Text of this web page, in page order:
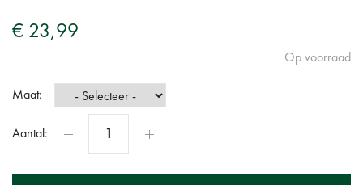
€ 23,99
Op voorraad
Maat:
Aantal: